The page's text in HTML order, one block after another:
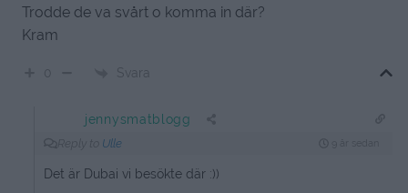
Trodde de va svårt o komma in där?
Kram
0 Svara
jennysmatblogg
Ulle
Det är Dubai vi besökte där :))